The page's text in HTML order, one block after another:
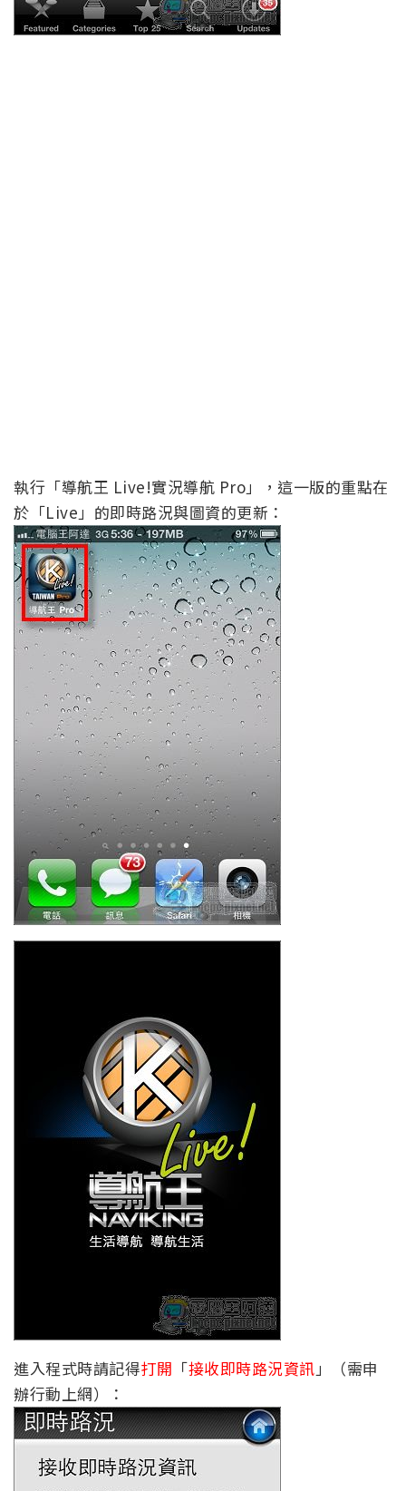
執行「導航王 Live!實況導航 Pro」，這一版的重點在
於「Live」的即時路況與圖資的更新：
進入程式時請記得打開 「接收即時路況資訊」（需申
辦行動上網）：